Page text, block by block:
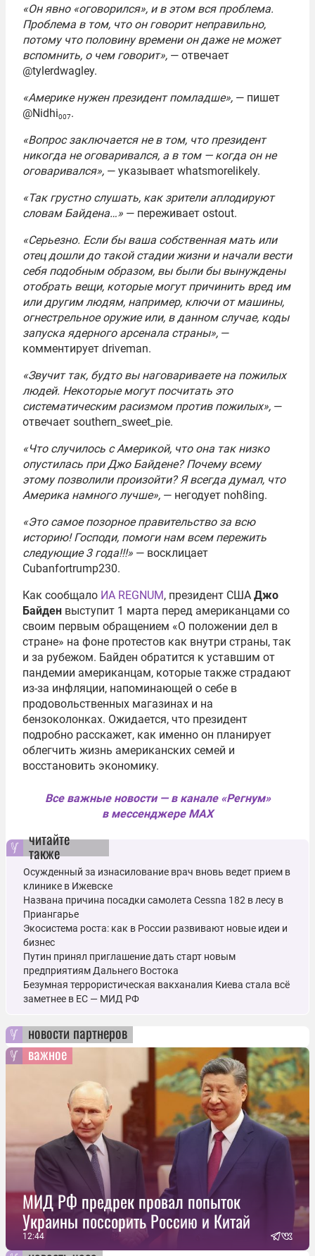
«Он явно «оговорился», и в этом вся проблема.
Проблема в том, что он говорит неправильно,
потому что половину времени он даже не может
вспомнить, о чем говорит», — отвечает
@tylerdwagley.
«Америке нужен президент помладше», — пишет
@Nidhi007.
«Вопрос заключается не в том, что президент
никогда не оговаривался, а в том — когда он не
оговаривался», — указывает whatsmorelikely.
«Так грустно слушать, как зрители аплодируют
словам Байдена…» — переживает ostout.
«Серьезно. Если бы ваша собственная мать или
отец дошли до такой стадии жизни и начали вести
себя подобным образом, вы были бы вынуждены
отобрать вещи, которые могут причинить вред им
или другим людям, например, ключи от машины,
огнестрельное оружие или, в данном случае, коды
запуска ядерного арсенала страны», —
комментирует driveman.
«Звучит так, будто вы наговариваете на пожилых
людей. Некоторые могут посчитать это
систематическим расизмом против пожилых», —
отвечает southern_sweet_pie.
«Что случилось с Америкой, что она так низко
опустилась при Джо Байдене? Почему всему
этому позволили произойти? Я всегда думал, что
Америка намного лучше», — негодует noh8ing.
«Это самое позорное правительство за всю
историю! Господи, помоги нам всем пережить
следующие 3 года!!!» — восклицает
Cubanfortrump230.
Как сообщало ИА REGNUM, президент США Джо
Байден выступит 1 марта перед американцами со
своим первым обращением «О положении дел в
стране» на фоне протестов как внутри страны, так
и за рубежом. Байден обратится к уставшим от
пандемии американцам, которые также страдают
из-за инфляции, напоминающей о себе в
продовольственных магазинах и на
бензоколонках. Ожидается, что президент
подробно расскажет, как именно он планирует
облегчить жизнь американских семей и
восстановить экономику.
Все важные новости — в канале «Регнум»
в мессенджере MAX
читайте
также
Осужденный за изнасилование врач вновь ведет прием в
клинике в Ижевске
Названа причина посадки самолета Cessna 182 в лесу в
Приангарье
Экосистема роста: как в России развивают новые идеи и
бизнес
Путин принял приглашение дать старт новым
предприятиям Дальнего Востока
Безумная террористическая вакханалия Киева стала всё
заметнее в ЕС — МИД РФ
новости партнеров
важное
МИД РФ предрек провал попыток
Украины поссорить Россию и Китай
12:44